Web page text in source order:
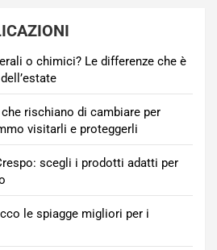
o chimici? Le differenze che è
rischiano di cambiare per
visitarli e proteggerli
scegli i prodotti adatti per
le spiagge migliori per i